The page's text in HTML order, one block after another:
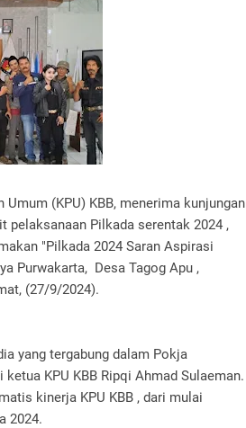
(KPU) KBB, menerima kunjungan
Pilkada serentak 2024 ,
"Pilkada 2024 Saran Aspirasi
Purwakarta, Desa Tagog Apu ,
(27/9/2024).
yang tergabung dalam Pokja
KPU KBB Ripqi Ahmad Sulaeman.
kinerja KPU KBB , dari mulai
2024.